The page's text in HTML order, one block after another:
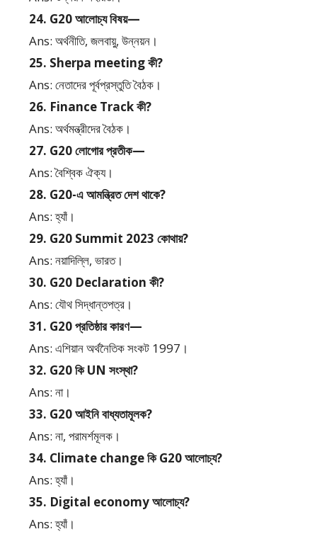
24. G20 আলোচ্য বিষয়—
Ans: অর্থনীতি, জলবায়ু, উন্নয়ন।
25. Sherpa meeting কী?
Ans: নেতাদের পূর্বপ্রস্তুতি বৈঠক।
26. Finance Track কী?
Ans: অর্থমন্ত্রীদের বৈঠক।
27. G20 লোগোর প্রতীক—
Ans: বৈশ্বিক ঐক্য।
28. G20-এ আমন্ত্রিত দেশ থাকে?
Ans: হ্যাঁ।
29. G20 Summit 2023 কোথায়?
Ans: নয়াদিল্লি, ভারত।
30. G20 Declaration কী?
Ans: যৌথ সিদ্ধান্তপত্র।
31. G20 প্রতিষ্ঠার কারণ—
Ans: এশিয়ান অর্থনৈতিক সংকট 1997।
32. G20 কি UN সংস্থা?
Ans: না।
33. G20 আইনি বাধ্যতামূলক?
Ans: না, পরামর্শমূলক।
34. Climate change কি G20 আলোচ্য?
Ans: হ্যাঁ।
35. Digital economy আলোচ্য?
Ans: হ্যাঁ।